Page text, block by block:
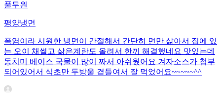
풀무원
평양냉면
폭염이라 시원한 냉면이 간절해서 간단히 면만 삶아서 집에 있
는 오이 채썰고 삶은계란도 올려서 한끼 해결했네요 맛있는데
동치미 베이스 국물이 많이 짜서 아쉬웠어요 겨자소스가 첨부
되어있어서 식초만 두방울 곁들여서 잘 먹었어요~~~~~^^